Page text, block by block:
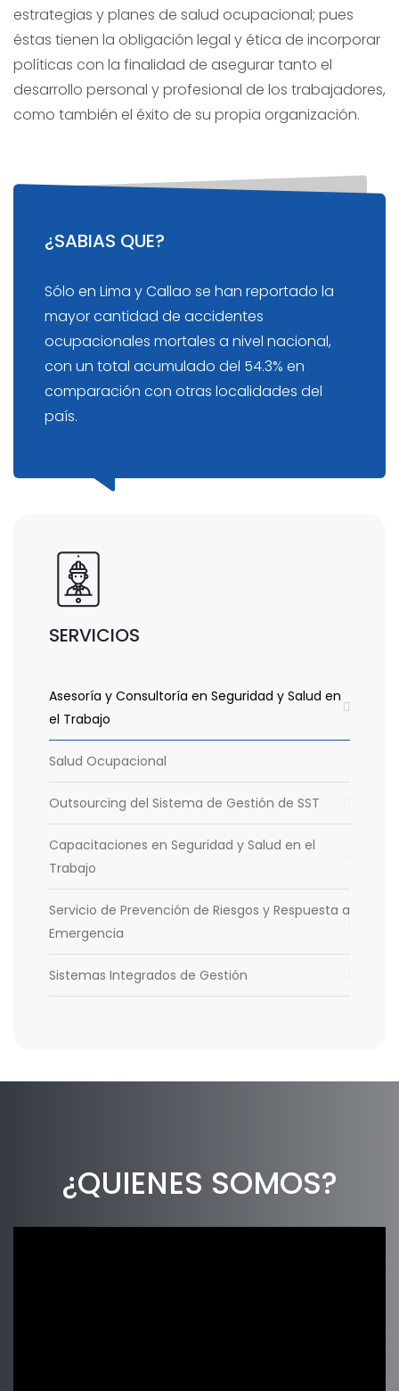
estrategias y planes de salud ocupacional; pues
éstas tienen la obligación legal y ética de incorporar
políticas con la finalidad de asegurar tanto el
desarrollo personal y profesional de los trabajadores,
como también el éxito de su propia organización.
¿SABIAS QUE?
Sólo en Lima y Callao se han reportado la
mayor cantidad de accidentes
ocupacionales mortales a nivel nacional,
con un total acumulado del 54.3% en
comparación con otras localidades del
país.
SERVICIOS
Asesoría y Consultoría en Seguridad y Salud en
el Trabajo
Salud Ocupacional
Outsourcing del Sistema de Gestión de SST
Capacitaciones en Seguridad y Salud en el
Trabajo
Servicio de Prevención de Riesgos y Respuesta a
Emergencia
Sistemas Integrados de Gestión
¿QUIENES SOMOS?